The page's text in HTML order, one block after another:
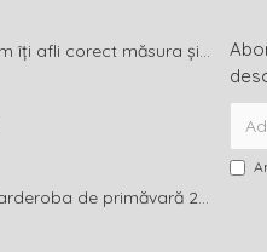
Ghid de mărimi XXL pentru bărbați - Cum îți afli corect măsura și ce înseamnă diferența dintre mărimi
Idei practice de ținute pentru femei – Garderoba de primăvară 2026 în mărimi mari